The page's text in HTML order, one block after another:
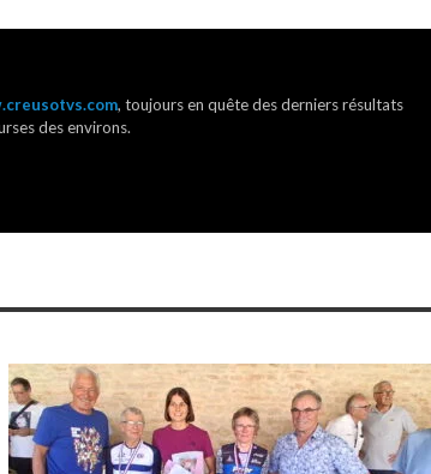
, toujours en quête des derniers résultats
des environs.